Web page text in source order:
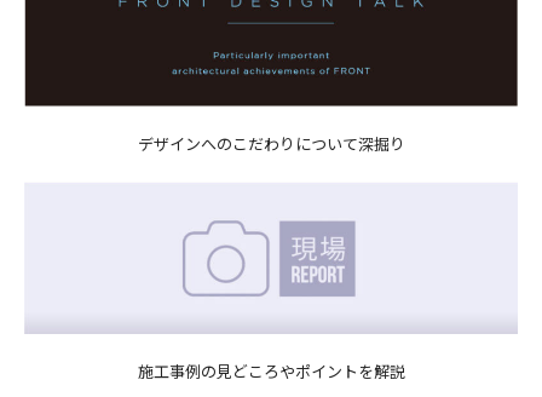
デザインへのこだわりについて深掘り
施工事例の見どころやポイントを解説